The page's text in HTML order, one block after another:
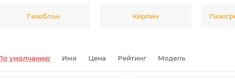
Газоблок Кирпич
умолчанию Имя Цена Рейтинг Модель